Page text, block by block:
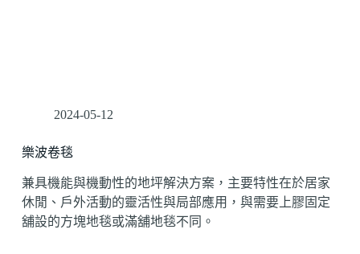
2024-05-12
樂波卷毯
兼具機能與機動性的地坪解決方案，主要特性在於居家
休閒、戶外活動的靈活性與局部應用，與需要上膠固定
舖設的方塊地毯或滿舖地毯不同。